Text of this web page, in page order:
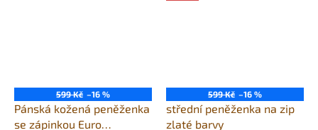
599 Kč –16 %
Pánská kožená peněženka
se zápinkou Euro
599 Kč –16 %
střední peněženka na zip
zlaté barvy